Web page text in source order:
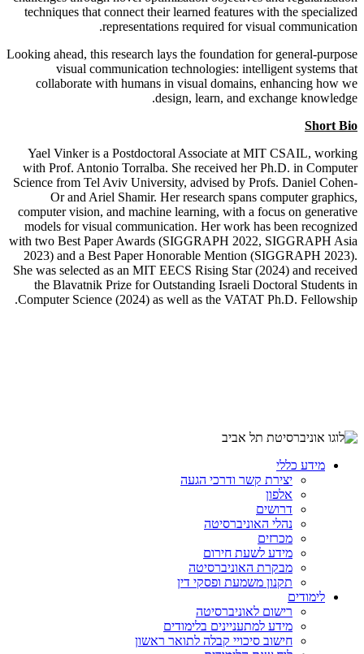
techniques that connect their learned features with the specialized
representations required for visual communication.
Looking ahead, this research lays the foundation for general-purpose
visual communication technologies: intelligent systems that
collaborate with humans in visual domains, enhancing how we
design, learn, and exchange knowledge.
Short Bio
Yael Vinker is a Postdoctoral Associate at MIT CSAIL, working
with Prof. Antonio Torralba. She received her Ph.D. in Computer
Science from Tel Aviv University, advised by Profs. Daniel Cohen-
Or and Ariel Shamir. Her research spans computer graphics,
computer vision, and machine learning, with a focus on generative
models for visual communication. Her work has been recognized
with two Best Paper Awards (SIGGRAPH 2022, SIGGRAPH Asia
2023) and a Best Paper Honorable Mention (SIGGRAPH 2023).
She was selected as an MIT EECS Rising Star (2024) and received
the Blavatnik Prize for Outstanding Israeli Doctoral Students in
Computer Science (2024) as well as the VATAT Ph.D. Fellowship.
מידע כללי
יצירת קשר ודרכי הגעה
אלפון
דרושים
נהלי האוניברסיטה
מכרזים
מידע לשעת חירום
מבקרת האוניברסיטה
תקנון משמעת ופסקי דין
לימודים
רישום לאוניברסיטה
מידע למתעניינים בלימודים
חישוב סיכויי קבלה לתואר ראשון